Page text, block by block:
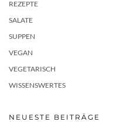
REZEPTE
SALATE
SUPPEN
VEGAN
VEGETARISCH
WISSENSWERTES
NEUESTE BEITRÄGE